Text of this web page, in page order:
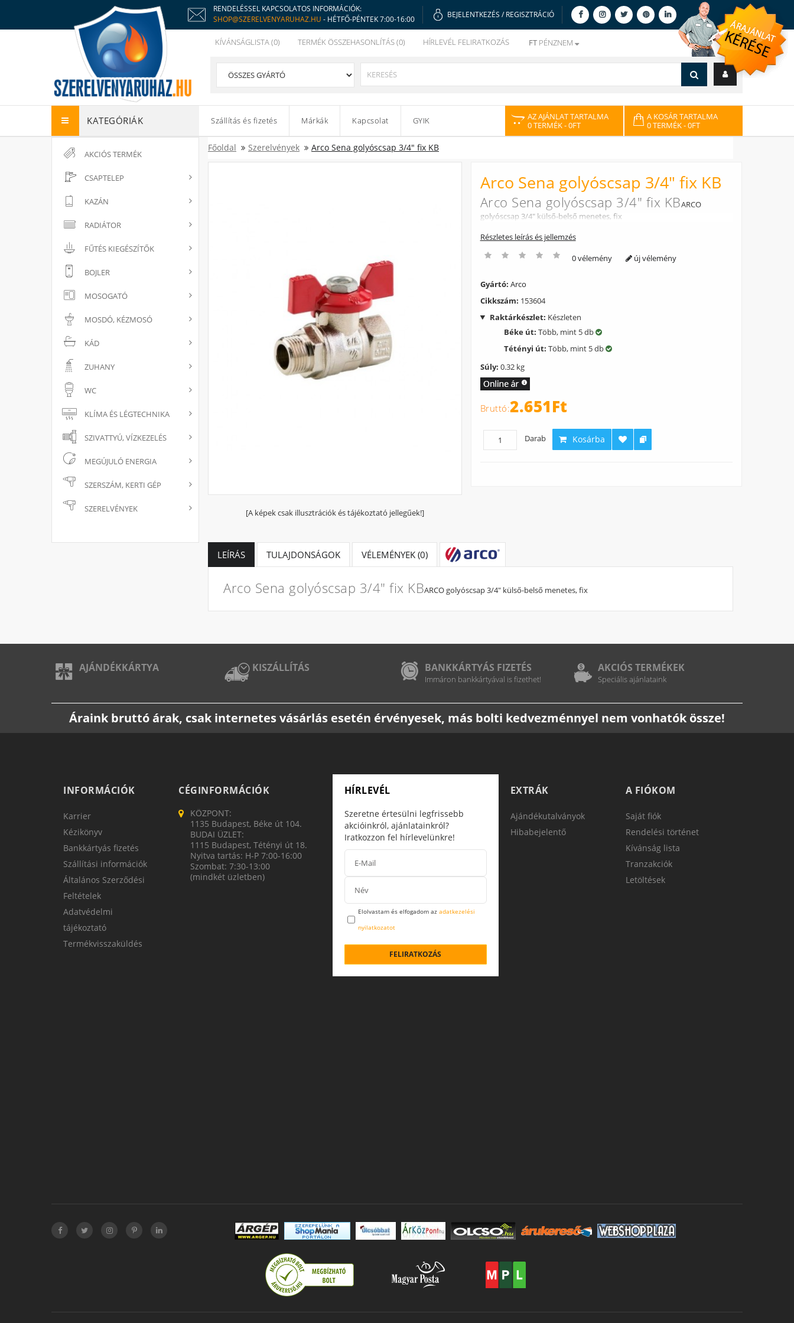
RENDELÉSSEL KAPCSOLATOS INFORMÁCIÓK:
SHOP@SZERELVENYARUHAZ.HU - HÉTFŐ-PÉNTEK 7:00-16:00
BEJELENTKEZÉS / REGISZTRÁCIÓ
KÍVÁNSÁGLISTA (0) TERMÉK ÖSSZEHASONLÍTÁS (0) HÍRLEVÉL FELIRATKOZÁS FT PÉNZNEM
KATEGÓRIÁK Szállítás és fizetés Márkák Kapcsolat GYIK
AZ AJÁNLAT TARTALMA
0 TERMÉK- 0FT
A KOSÁR TARTALMA
0 TERMÉK- 0FT
AKCIÓS TERMÉK
CSAPTELEP
KAZÁN
RADIÁTOR
FŰTÉS KIEGÉSZÍTŐK
BOJLER
MOSOGATÓ
MOSDÓ, KÉZMOSÓ
KÁD
ZUHANY
WC
KLÍMA ÉS LÉGTECHNIKA
SZIVATTYÚ, VÍZKEZELÉS
MEGÚJULÓ ENERGIA
SZERSZÁM, KERTI GÉP
SZERELVÉNYEK
Főoldal Szerelvények Arco Sena golyóscsap 3/4" fix KB
[A képek csak illusztrációk és tájékoztató jellegűek!]
Arco Sena golyóscsap 3/4" fix KB
Arco Sena golyóscsap 3/4" fix KBARCO
golyóscsap 3/4" külső-belső menetes, fix
Részletes leírás és jellemzés
0 vélemény új vélemény
Gyártó: Arco
Cikkszám: 153604
Raktárkészlet: Készleten
Béke út: Több, mint 5 db
Tétényi út: Több, mint 5 db
Súly: 0.32 kg
2.651Ft
Darab Kosárba
LEÍRÁS TULAJDONSÁGOK VÉLEMÉNYEK (0)
Arco Sena golyóscsap 3/4" fix KBARCO golyóscsap 3/4" külső-belső menetes, fix
AJÁNDÉKKÁRTYA KISZÁLLÍTÁS BANKKÁRTYÁS FIZETÉS
Immáron bankkártyával is fizethet!
AKCIÓS TERMÉKEK
Speciális ajánlataink
Áraink bruttó árak, csak internetes vásárlás esetén érvényesek, más bolti kedvezménnyel nem vonhatók össze!
INFORMÁCIÓK
Karrier
Kézikönyv
Bankkártyás fizetés
Szállítási információk
Általános Szerződési
Feltételek
Adatvédelmi
tájékoztató
Termékvisszaküldés
CÉGINFORMÁCIÓK
KÖZPONT:
1135 Budapest, Béke út 104.
BUDAI ÜZLET:
1115 Budapest, Tétényi út 18.
Nyitva tartás: H-P 7:00-16:00
Szombat: 7:30-13:00
(mindkét üzletben)
HÍRLEVÉL
Szeretne értesülni legfrissebb
akcióinkról, ajánlatainkról?
Iratkozzon fel hírlevelünkre!
Elolvastam és elfogadom az adatkezelési
nyilatkozatot
FELIRATKOZÁS
EXTRÁK
Ajándékutalványok
Hibabejelentő
A FIÓKOM
Saját fiók
Rendelési történet
Kívánság lista
Tranzakciók
Letöltések